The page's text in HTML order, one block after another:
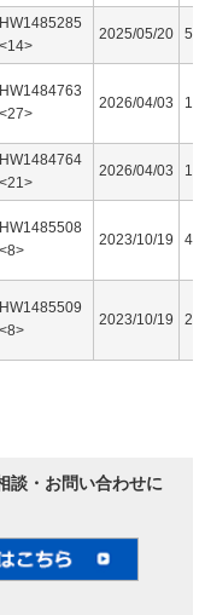
HW1485285
<14>
2025/05/20
HW1484763
<27>
2026/04/03
HW1484764
<21>
2026/04/03
HW1485508
<8>
2023/10/19
HW1485509
<8>
2023/10/19
談・お問い合わせに